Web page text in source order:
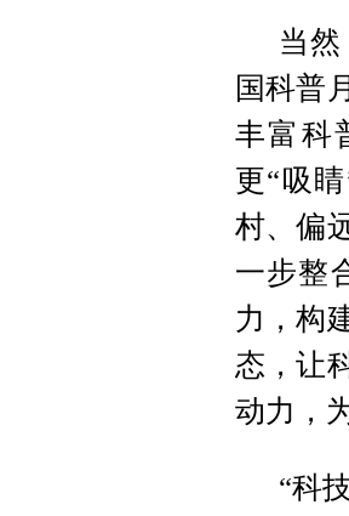
当
国科普
丰富科
更“吸
村、偏
一步整
力，构
态，让
动力，
“科